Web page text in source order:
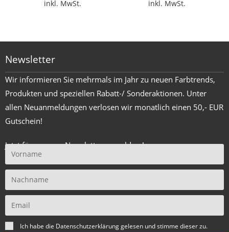
inkl. MwSt. inkl. MwSt.
Newsletter
Wir informieren Sie mehrmals im Jahr zu neuen Farbtrends,
Produkten und speziellen Rabatt-/ Sonderaktionen. Unter
allen Neuanmeldungen verlosen wir monatlich einen 50,- EUR
Gutschein!
Jetzt für unseren Newsletter anmelden !
Ich habe die Datenschutzerklärunggelesen und stimme dieser zu.